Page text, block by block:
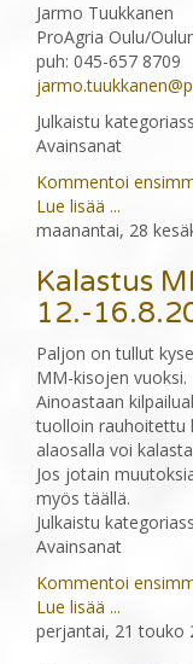
Jarmo Tuukkanen
ProAgria Oulu/
puh: 045-657 8709
Julkaistu
Avainsanat
Kommentoi
Lue lisää ...
maanantai, 28
Kalastus
12.-
Paljon on tullut
MM-kisojen vuoksi.
Ainoastaan
tuolloin rauhoitettu
alaosalla voi
Jos jotain
myös täällä.
Julkaistu
Avainsanat
Kommentoi
Lue lisää ...
perjantai, 21 touko